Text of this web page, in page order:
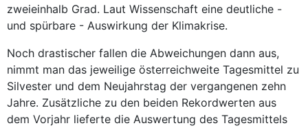
zweieinhalb Grad. Laut Wissenschaft eine deutliche -
und spürbare - Auswirkung der Klimakrise.
Noch drastischer fallen die Abweichungen dann aus,
nimmt man das jeweilige österreichweite Tagesmittel zu
Silvester und dem Neujahrstag der vergangenen zehn
Jahre. Zusätzliche zu den beiden Rekordwerten aus
dem Vorjahr lieferte die Auswertung des Tagesmittels